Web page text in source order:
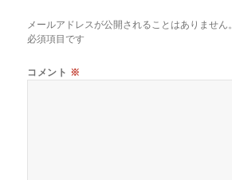
メールアドレスが公開されることはありません。
必須項目です
コメント ※